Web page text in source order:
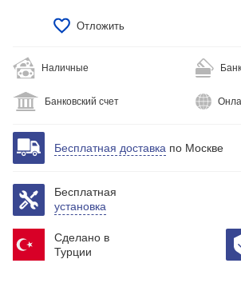
Отложить
Наличные
Банковский счет
Бесплатная доставка по Москве
Бесплатная
установка
Сделано в
Турции